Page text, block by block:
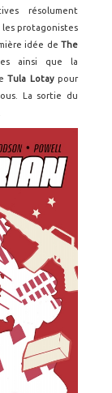
résolument
protagonistes
idée de The
ainsi que la
Tula Lotay pour
La sortie du